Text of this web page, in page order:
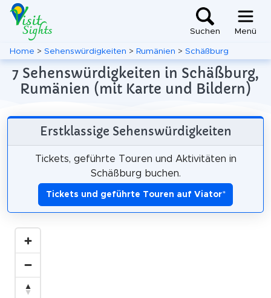
Suchen Menü
Home > Sehenswürdigkeiten > Rumänien > Schäßburg
7 Sehenswürdigkeiten in Schäßburg,
Rumänien (mit Karte und Bildern)
Erstklassige Sehenswürdigkeiten
Tickets, geführte Touren und Aktivitäten in
Schäßburg buchen.
Tickets und geführte Touren auf Viator*